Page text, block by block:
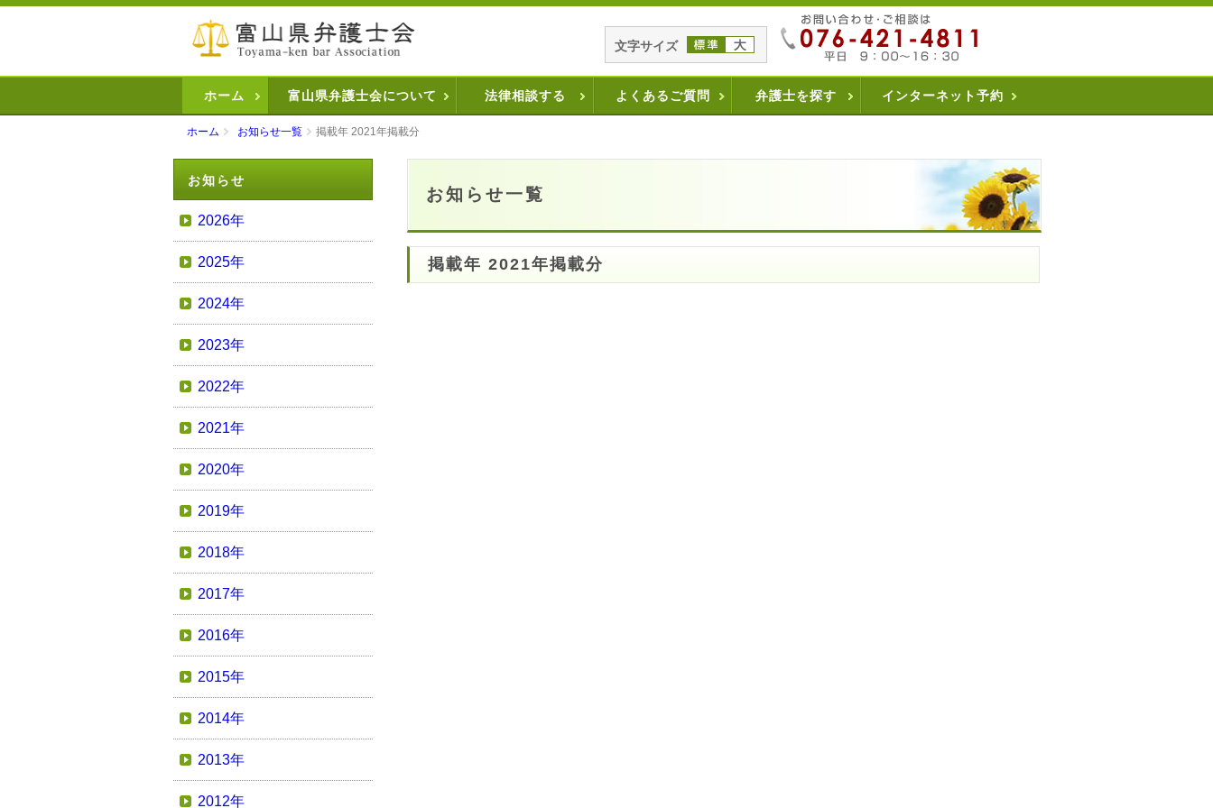
文字サイズ
ホーム 富山県弁護士会について 法律相談する よくあるご質問 弁護士を探す インターネット予約
ホーム お知らせ一覧 掲載年 2021年掲載分
お知らせ一覧
掲載年 2021年掲載分
お知らせ
2026年
2025年
2024年
2023年
2022年
2021年
2020年
2019年
2018年
2017年
2016年
2015年
2014年
2013年
2012年